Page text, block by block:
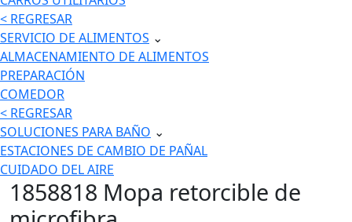
< REGRESAR
SERVICIO DE ALIMENTOS ⌄
ALMACENAMIENTO DE ALIMENTOS
PREPARACIÓN
COMEDOR
< REGRESAR
SOLUCIONES PARA BAÑO ⌄
ESTACIONES DE CAMBIO DE PAÑAL
CUIDADO DEL AIRE
1858818 Mopa retorcible de